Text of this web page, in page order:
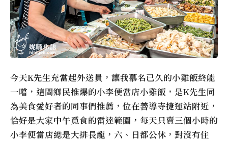
今天K先生充當起外送員，讓我慕名已久的小雞飯終能
一嚐，這間鄉民推爆的小李便當店小雞飯，是K先生同
為美食愛好者的同事們推薦，位在善導寺捷運站附近，
恰好是大家中午覓食的雷達範圍，每天只賣三個小時的
小李便當店總是大排長龍，六、日都公休，對沒有住